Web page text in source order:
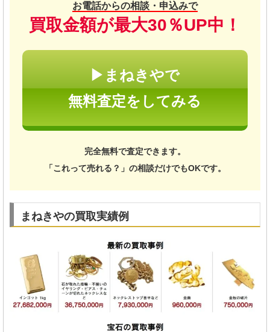
お電話からの相談・申込みで
買取金額が最大30％UP中！
▶まねきやで
無料査定をしてみる
完全無料で査定できます。
「これって売れる？」の相談だけでもOKです。
まねきやの買取実績例